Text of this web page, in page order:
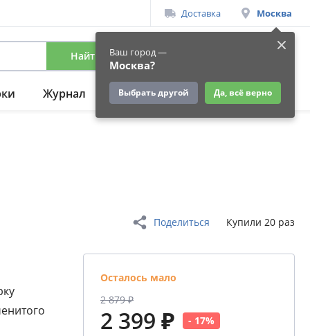
Доставка Москва
Ваш город —
Москва?
Выбрать другой Да, всё верно
Найти Вход
Журнал Подарки Ещё
Поделиться Купили 20 раз
Осталось мало
2 879 ₽
2 399 ₽ - 17%